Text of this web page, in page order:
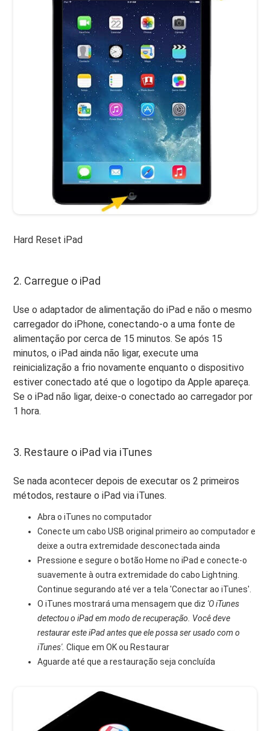
Hard Reset iPad
2. Carregue o iPad
Use o adaptador de alimentação do iPad e não o mesmo
carregador do iPhone, conectando-o a uma fonte de
alimentação por cerca de 15 minutos. Se após 15
minutos, o iPad ainda não ligar, execute uma
reinicialização a frio novamente enquanto o dispositivo
estiver conectado até que o logotipo da Apple apareça.
Se o iPad não ligar, deixe-o conectado ao carregador por
1 hora.
3. Restaure o iPad via iTunes
Se nada acontecer depois de executar os 2 primeiros
métodos, restaure o iPad via iTunes.
Abra o iTunes no computador
Conecte um cabo USB original primeiro ao computador e
deixe a outra extremidade desconectada ainda
Pressione e segure o botão Home no iPad e conecte-o
suavemente à outra extremidade do cabo Lightning.
Continue segurando até ver a tela 'Conectar ao iTunes'.
O iTunes mostrará uma mensagem que diz 'O iTunes
detectou o iPad em modo de recuperação. Você deve
restaurar este iPad antes que ele possa ser usado com o
iTunes'.Clique em OK ou Restaurar
Aguarde até que a restauração seja concluída